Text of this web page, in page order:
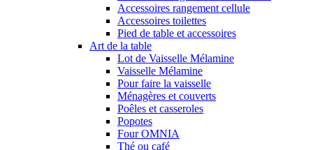
Accessoires rangement cellule
Accessoires toilettes
Pied de table et accessoires
Art de la table
Lot de Vaisselle Mélamine
Vaisselle Mélamine
Pour faire la vaisselle
Ménagères et couverts
Poêles et casseroles
Popotes
Four OMNIA
Thé ou café